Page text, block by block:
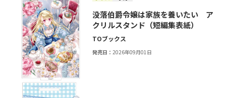
没落伯爵令嬢は家族を養いたい ア
クリルスタンド（短編集表紙）
TOブックス
発売日：2026年09月01日